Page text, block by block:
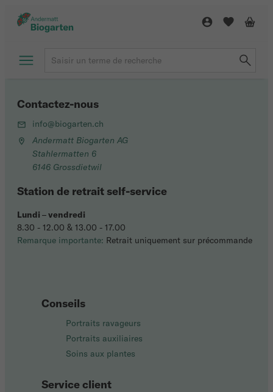
Conseils
Portraits ravageurs
Portraits auxiliaires
Soins aux plantes
Service client
Contactez-nous
info@biogarten.ch
Andermatt Biogarten AG
Stahlermatten 6
6146 Grossdietwil
Station de retrait self-service
Lundi –vendredi
8.30 - 12.00 & 13.00 - 17.00
Remarque importante: Retrait uniquement sur précommande